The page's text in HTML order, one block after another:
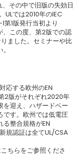
その中で旧版の失効日
ULでは2010年のIEC
1版発行当初より
この度、第2版での認
ました。セミナーや比
応する欧州のEN
2版がそれぞれ2020年
迎え、ハザードベー
です。欧州では低電圧
整合規格がEN
規認証は全てUL/CSA
ちらをご参照くださ